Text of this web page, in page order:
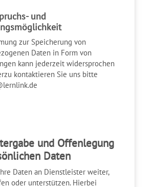
und
zur Speicherung von
Daten in Form von
kann jederzeit widersprochen
kontaktieren Sie uns bitte
und Offenlegung
Daten
Daten an Dienstleister weiter,
oder unterstützen. Hierbei